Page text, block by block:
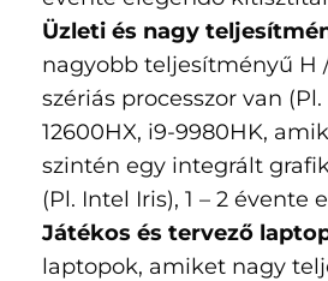
Üzleti és nagy
nagyobb teljesítményű H
szériás processzor van
12600HX, i9-9980HK,
szintén egy integrált
(Pl. Intel Iris), 1 – 2 évente
Játékos és tervező
laptopok, amiket nagy